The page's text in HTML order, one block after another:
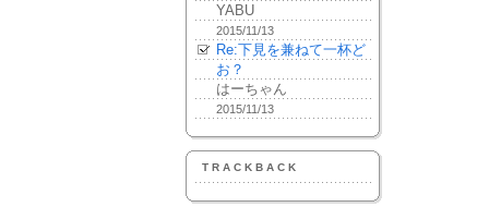
YABU
2015/11/13
Re:下見を兼ねて一杯ど
お？
はーちゃん
2015/11/13
TRACKBACK